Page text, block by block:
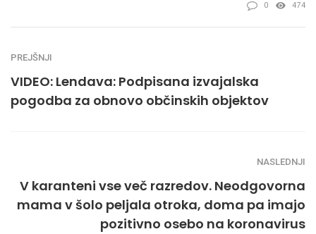
0 474
PREJŠNJI
VIDEO: Lendava: Podpisana izvajalska
pogodba za obnovo občinskih objektov
NASLEDNJI
V karanteni vse več razredov. Neodgovorna
mama v šolo peljala otroka, doma pa imajo
pozitivno osebo na koronavirus